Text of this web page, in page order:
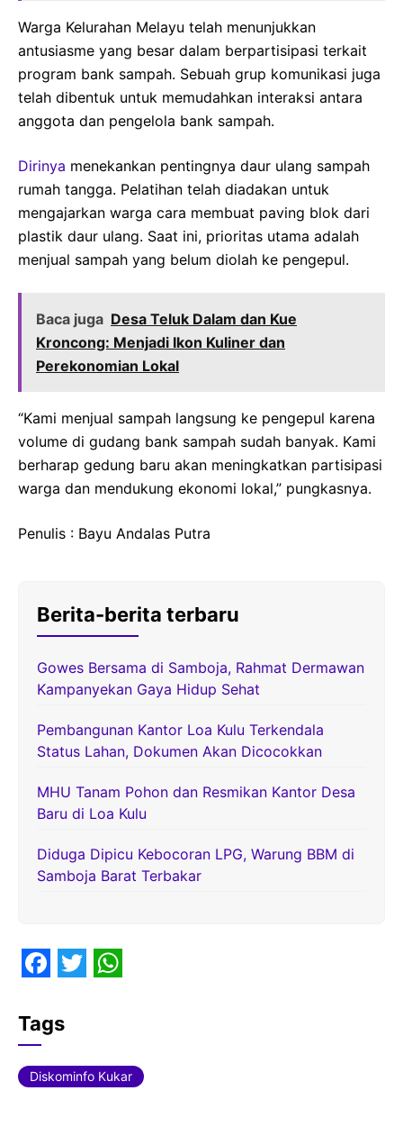
Warga Kelurahan Melayu telah menunjukkan
antusiasme yang besar dalam berpartisipasi terkait
program bank sampah. Sebuah grup komunikasi juga
telah dibentuk untuk memudahkan interaksi antara
anggota dan pengelola bank sampah.
Dirinya menekankan pentingnya daur ulang sampah
rumah tangga. Pelatihan telah diadakan untuk
mengajarkan warga cara membuat paving blok dari
plastik daur ulang. Saat ini, prioritas utama adalah
menjual sampah yang belum diolah ke pengepul.
Baca juga Desa Teluk Dalam dan Kue
Kroncong: Menjadi Ikon Kuliner dan
Perekonomian Lokal
“Kami menjual sampah langsung ke pengepul karena
volume di gudang bank sampah sudah banyak. Kami
berharap gedung baru akan meningkatkan partisipasi
warga dan mendukung ekonomi lokal,” pungkasnya.
Penulis : Bayu Andalas Putra
Berita-berita terbaru
Gowes Bersama di Samboja, Rahmat Dermawan
Kampanyekan Gaya Hidup Sehat
Pembangunan Kantor Loa Kulu Terkendala
Status Lahan, Dokumen Akan Dicocokkan
MHU Tanam Pohon dan Resmikan Kantor Desa
Baru di Loa Kulu
Diduga Dipicu Kebocoran LPG, Warung BBM di
Samboja Barat Terbakar
a
c
e
w
t
t
Tags
Diskominfo Kukar